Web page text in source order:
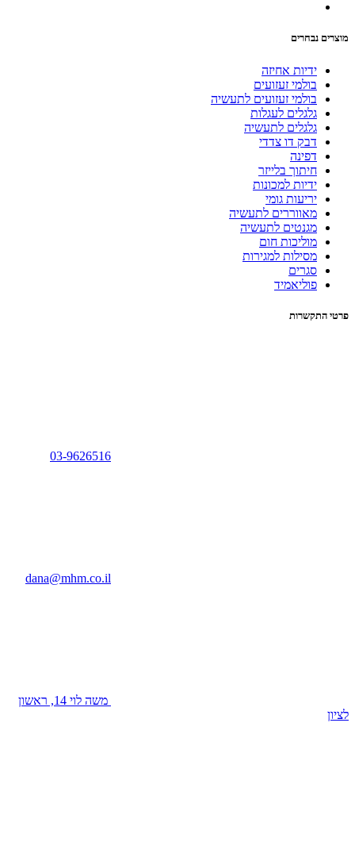
מוצרים נבחרים
ידיות אחיזה
בולמי זעזועים
בולמי זעזועים לתעשיה
גלגלים לעגלות
גלגלים לתעשיה
דבק דו צדדי
דפינה
חיתוך בלייזר
ידיות למכונות
יריעות גומי
מאווררים לתעשיה
מגנטים לתעשיה
מוליכות חום
מסילות למגירות
סגרים
פוליאמיד
פרטי התקשרות
03-9626516
dana@mhm.co.il
משה לוי 14, ראשון
לציון